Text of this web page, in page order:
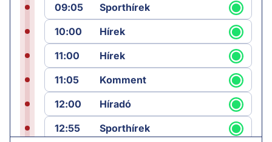
09:05
Sporthírek
10:00
Hírek
11:00
Hírek
11:05
Komment
12:00
Híradó
12:55
Sporthírek